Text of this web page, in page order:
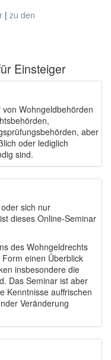
| zu den
Einsteiger
Wohngeldbehörden
aber
oder lediglich
sind.
sich nur
dieses Online-Seminar
des Wohngeldrechts
einen Überblick
insbesondere die
Das Seminar ist aber
Kenntnisse auffrischen
Veränderung